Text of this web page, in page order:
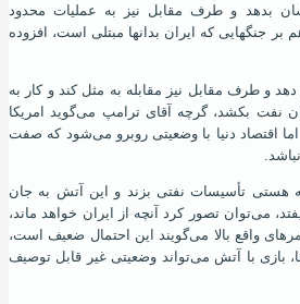
بدهد و طرف مقابل نیز به عملیات محدود
بر جنگهایی که ایران بدانها مبتلی است، افزوده
و طرف مقابل نیز مقابله به مثل کند و کار به
نفت بکشد، گرچه آقای ترامپ می‌گوید امریکا
اقتصاد دنیا با وضعیتی روبرو می‌شود که صفت
هستی تأسیسات نفتی بزند و این آتش به جان
می‌توان تصور کرد آنچه از ایران خواهد ماند،
واقع بالا می‌گویند این احتمال ضعیف است،
بازی با آتش می‌تواند وضعیتی غیر قابل توصیف